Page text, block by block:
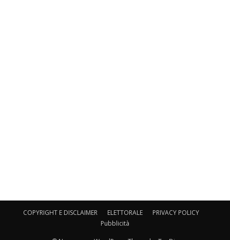
COPYRIGHT E DISCLAIMER ELETTORALE
PRIVACY POLICY
Pubblicità